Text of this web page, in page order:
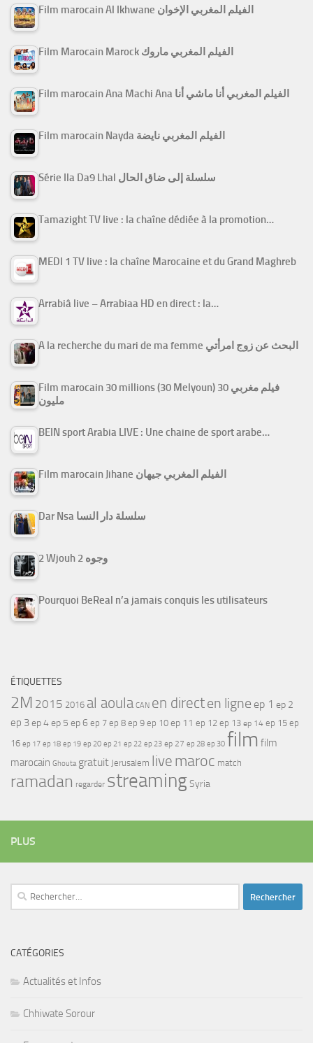
Film marocain Al Ikhwane الفيلم المغربي الإخوان
Film Marocain Marock الفيلم المغربي ماروك
Film marocain Ana Machi Ana الفيلم المغربي أنا ماشي أنا
Film marocain Nayda الفيلم المغربي نايضة
Série Ila Da9 Lhal سلسلة إلى ضاق الحال
Tamazight TV live : la chaîne dédiée à la promotion…
MEDI 1 TV live : la chaîne Marocaine et du Grand Maghreb
Arrabiâ live – Arrabiaa HD en direct : la…
A la recherche du mari de ma femme البحث عن زوج امرأتي
Film marocain 30 millions (30 Melyoun) فيلم مغربي 30
مليون
BEIN sport Arabia LIVE : Une chaine de sport arabe…
Film marocain Jihane الفيلم المغربي جيهان
Dar Nsa سلسلة دار النسا
2 Wjouh 2 وجوه
Pourquoi BeReal n’a jamais conquis les utilisateurs
ÉTIQUETTES
2M 2015 2016 al aoula CAN en directen ligne ep 1 ep 2
ep 3ep 4ep 5 ep 6 ep 7 ep 8 ep 9 ep 10 ep 11 ep 12 ep 13 ep 14 ep 15 ep
16 ep 17 ep 18 ep 19 ep 20 ep 21 ep 22 ep 23 ep 27 ep 28 ep 30 film film
marocain Ghouta gratuit Jerusalem live maroc match
ramadan regarder streamingSyria
PLUS
Rechercher :
CATÉGORIES
Actualités et Infos
Chhiwate Sorour